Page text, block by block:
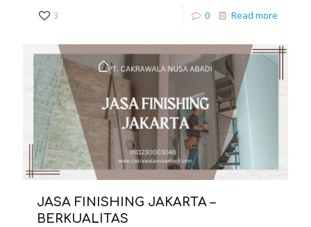
3 0 Read more
JASA FINISHING JAKARTA –
BERKUALITAS